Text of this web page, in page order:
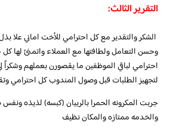
التقرير الثالث:
الشكر والتقدير مع كل احترامي للأخت اماني علا
وحسن التعامل ولطافتها مع العملاء واتمنئ لها
احترامي لباقي الموظفين ما يقصورن بعملهم وشكراً
لتجهيز الطلبات قبل وصول المندوب كل احترامي
جربت المكرونه الحمرا بالربيان (كبسه) لذيذه
والخدمه ممتازه والمكان نظيف